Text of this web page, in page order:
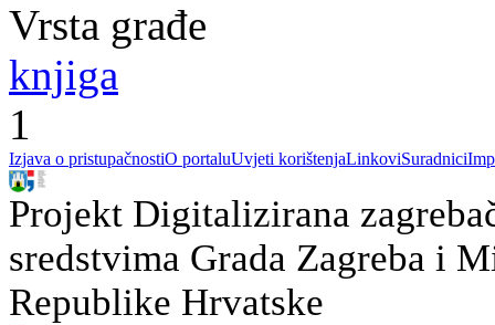
Vrsta građe
knjiga
1
Izjava o pristupačnostiO portaluUvjeti korištenjaLinkoviSuradnici
Projekt Digitalizirana
sredstvima Grada Zagreba i
Republike Hrvatske